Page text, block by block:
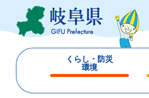
ジ
ュ
くらし・防災
環境
じ